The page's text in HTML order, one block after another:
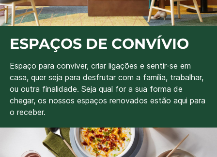
ESPAÇOS DE CONVÍVIO
Espaço para conviver, criar ligações e sentir-se em
casa, quer seja para desfrutar com a família, trabalhar,
ou outra finalidade. Seja qual for a sua forma de
chegar, os nossos espaços renovados estão aqui para
o receber.